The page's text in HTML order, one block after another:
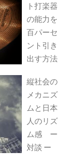
ト打楽器
の能力を
百パーセ
ント引き
出す方法
縦社会の
メカニズ
ムと日本
人のリズ
ム感 ー
対談 ー